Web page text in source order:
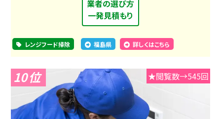
業者の選び方
一発見積もり
レンジフード掃除 福島県 詳しくはこちら
10 ★閲覧数→545回